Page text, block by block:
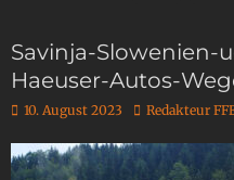
Savinja-Slowenien-
Haeuser-Autos-
10. August 2023 Redakteur